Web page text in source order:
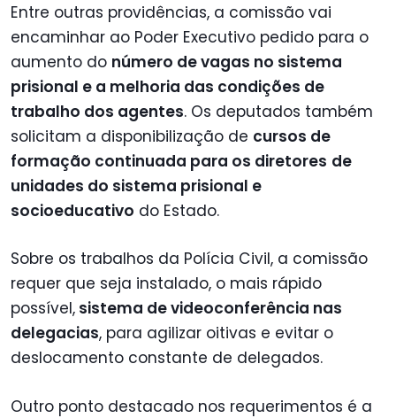
Entre outras providências, a comissão vai
encaminhar ao Poder Executivo pedido para o
aumento do número de vagas no sistema
prisional e a melhoria das condições de
trabalho dos agentes. Os deputados também
solicitam a disponibilização de cursos de
formação continuada para os diretores de
unidades do sistema prisional e
socioeducativo do Estado.
Sobre os trabalhos da Polícia Civil, a comissão
requer que seja instalado, o mais rápido
possível, sistema de videoconferência nas
delegacias, para agilizar oitivas e evitar o
deslocamento constante de delegados.
Outro ponto destacado nos requerimentos é a